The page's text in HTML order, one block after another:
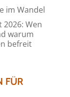
im Wandel
Wen
warum
befreit
FÜR